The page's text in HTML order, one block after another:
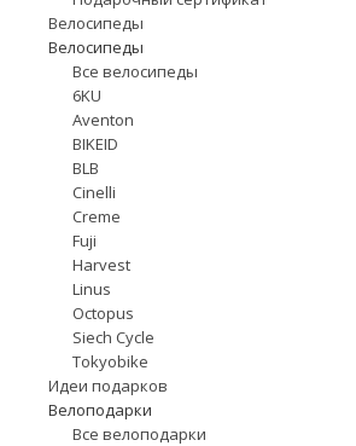
Велосипеды
Велосипеды
Все велосипеды
6KU
Aventon
BIKEID
BLB
Cinelli
Creme
Fuji
Harvest
Linus
Octopus
Siech Cycle
Tokyobike
Идеи подарков
Велоподарки
Все велоподарки